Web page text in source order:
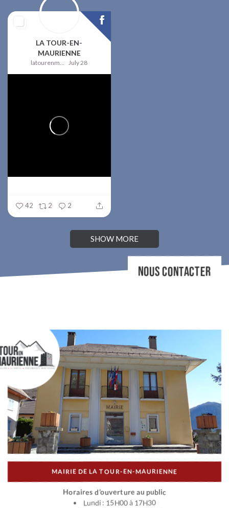
LA TOUR-EN-
MAURIENNE
latourenmaurienne July 28
42 2 2
SHOW MORE
NOUS CONTACTER
MAIRIE DE LA TOUR-EN-MAURIENNE
Horaires d’ouverture au public
Lundi : 15H00 à 17H30